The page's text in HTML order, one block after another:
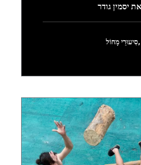
,סִיעוּרֵי מָחוֹל